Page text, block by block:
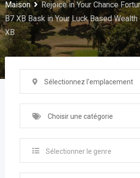
Maison
Rejoice in Your Chance
B7 XB Bask in Your Luck Based
XB
Sélectionnez l'emplacement
Choisir une catégorie
Sélectionner le genre